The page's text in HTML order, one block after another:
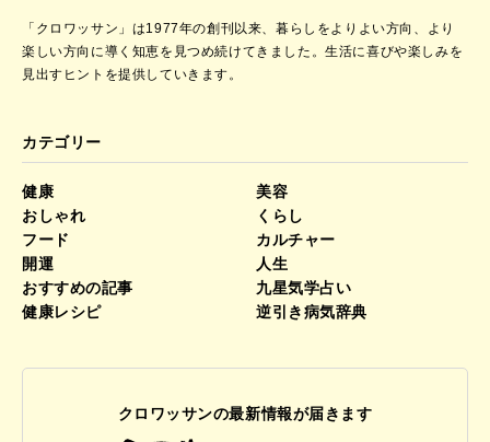
「クロワッサン」は1977年の創刊以来、暮らしをよりよい方向、より
楽しい方向に導く知恵を見つめ続けてきました。生活に喜びや楽しみを
見出すヒントを提供していきます。
カテゴリー
健康
美容
おしゃれ
くらし
フード
カルチャー
開運
人生
おすすめの記事
九星気学占い
健康レシピ
逆引き病気辞典
クロワッサンの最新情報が届きます